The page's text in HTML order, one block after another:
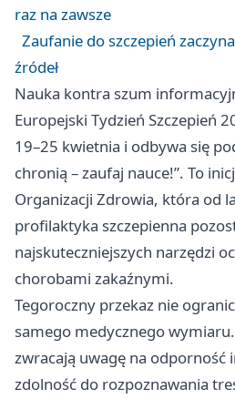
raz na zawsze
Zaufanie do szczepień
źródeł
Nauka kontra szum
Europejski Tydzień Szczepień
19–25 kwietnia i odbywa się
chronią – zaufaj nauce!”. To
Organizacji Zdrowia, która od
profilaktyka szczepienna
najskuteczniejszych narzędzi
chorobami zakaźnymi.
Tegoroczny przekaz nie
samego medycznego
zwracają uwagę na odporność
zdolność do rozpoznawania